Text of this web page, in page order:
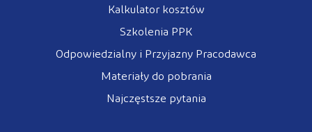
Kalkulator kosztów
Szkolenia PPK
Odpowiedzialny i Przyjazny Pracodawca
Materiały do pobrania
Najczęstsze pytania